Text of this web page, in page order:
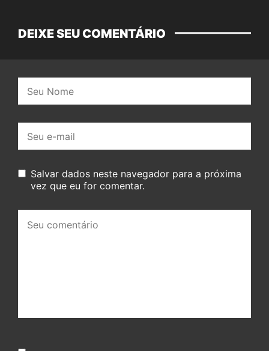
DEIXE SEU COMENTÁRIO
mail:
Salvar dados neste navegador para a próxima
vez que eu for comentar.
comentário: